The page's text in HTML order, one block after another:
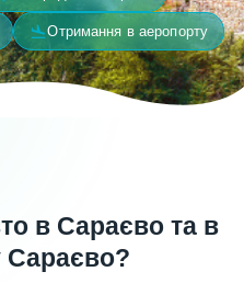
flight_landОтримання в аеропорту
в Сараєво та в
Сараєво?